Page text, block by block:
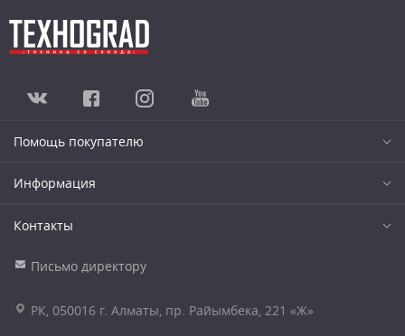
Помощь покупателю
Информация
Контакты
Письмо директору
РК, 050016 г. Алматы, пр. Райымбека, 221 «Ж»